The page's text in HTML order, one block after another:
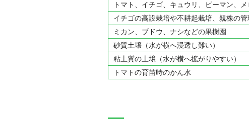
トマト、イチゴ、キュウリ、ピーマン、
イチゴの高設栽培や不耕起栽培、親株の管
ミカン、ブドウ、ナシなどの果樹園
砂質土壌（水が横へ浸透し難い）
粘土質の土壌（水が横へ拡がりやすい）
トマトの育苗時のかん水